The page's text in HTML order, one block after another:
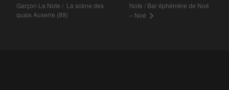
Garçon La Note / La scène des
quais Auxerre (89)
Note / Bar éphémère de Noé
– Noé